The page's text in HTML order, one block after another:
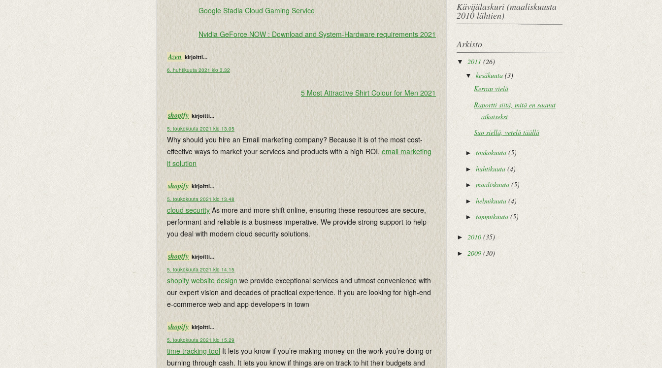
Google Stadia Cloud Gaming Service
Nvidia GeForce NOW : Download and System-Hardware requirements 2021
Azen kirjoitti...
6. huhtikuuta 2021 klo 3.32
5 Most Attractive Shirt Colour for Men 2021
shopify kirjoitti...
5. toukokuuta 2021 klo 13.05
Why should you hire an Email marketing company? Because it is of the most cost-
effective ways to market your services and products with a high ROI. email marketing
it solution
shopify kirjoitti...
5. toukokuuta 2021 klo 13.48
cloud security As more and more shift online, ensuring these resources are secure,
performant and reliable is a business imperative. We provide strong support to help
you deal with modern cloud security solutions.
shopify kirjoitti...
5. toukokuuta 2021 klo 14.15
shopify website design we provide exceptional services and utmost convenience with
our expert vision and decades of practical experience. If you are looking for high-end
e-commerce web and app developers in town
shopify kirjoitti...
5. toukokuuta 2021 klo 15.29
time tracking tool It lets you know if you’re making money on the work you’re doing or
burning through cash. It lets you know if things are on track to hit their budgets and
Kävijälaskuri (maaliskuusta
2010 lähtien)
Arkisto
▼ 2011 (26)
▼ kesäkuuta (3)
Kerran vielä
Raportti siitä, mitä en saanut
aikaiseksi
Suo siellä, vetelä täällä
► toukokuuta (5)
► huhtikuuta (4)
► maaliskuuta (5)
► helmikuuta (4)
► tammikuuta (5)
► 2010 (35)
► 2009 (30)